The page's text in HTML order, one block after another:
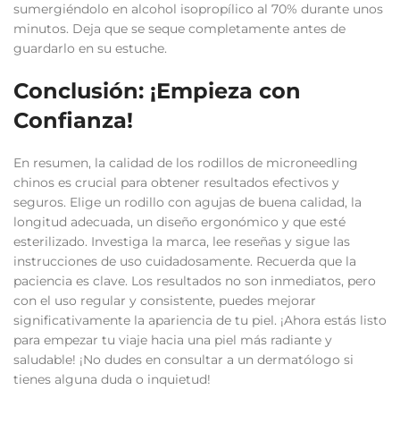
sumergiéndolo en alcohol isopropílico al 70% durante unos
minutos. Deja que se seque completamente antes de
guardarlo en su estuche.
Conclusión: ¡Empieza con
Confianza!
En resumen, la calidad de los rodillos de microneedling
chinos es crucial para obtener resultados efectivos y
seguros. Elige un rodillo con agujas de buena calidad, la
longitud adecuada, un diseño ergonómico y que esté
esterilizado. Investiga la marca, lee reseñas y sigue las
instrucciones de uso cuidadosamente. Recuerda que la
paciencia es clave. Los resultados no son inmediatos, pero
con el uso regular y consistente, puedes mejorar
significativamente la apariencia de tu piel. ¡Ahora estás listo
para empezar tu viaje hacia una piel más radiante y
saludable! ¡No dudes en consultar a un dermatólogo si
tienes alguna duda o inquietud!